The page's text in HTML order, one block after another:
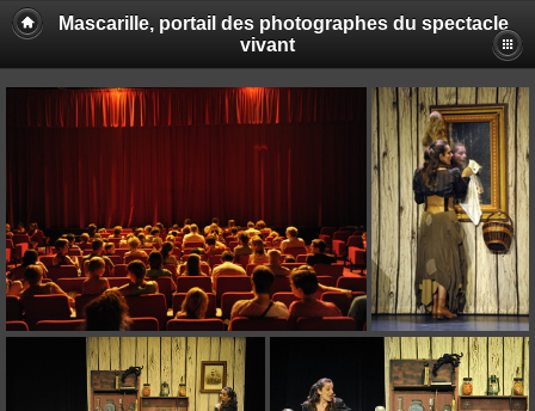
Mascarille, portail des photographes du spectacle
vivant